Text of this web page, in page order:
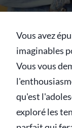
Vous avez
imaginables
Vous vous
qu'est
exploré les